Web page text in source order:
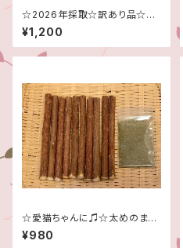
☆2026年採取☆訳あり品☆新
鮮なうちに急速冷凍！☆200グ
ラム☆
¥1,200
☆愛猫ちゃんに♫☆太めのまた
たび乾燥木１０本セット☆
¥980